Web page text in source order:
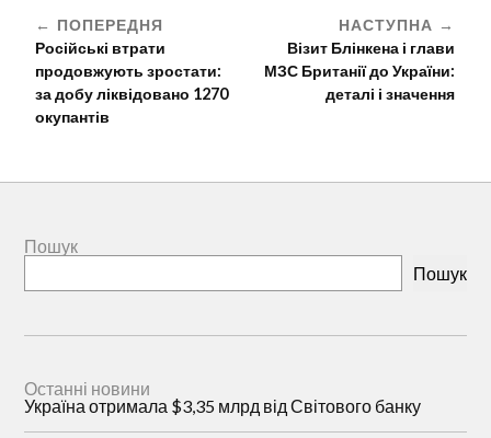
ПОПЕРЕДНЯ
Російські втрати
продовжують зростати:
за добу ліквідовано 1270
окупантів
НАСТУПНА
Візит Блінкена і глави
МЗС Британії до України:
деталі і значення
Пошук
Пошук
Останні новини
Україна отримала $3,35 млрд від Світового банку